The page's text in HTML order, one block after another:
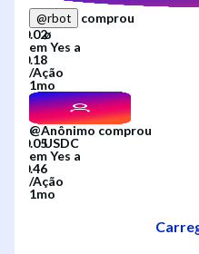
@rbot
comprou
emYes a
/Ação
1mo
@Anônimo comprou
emYes a
/Ação
1mo